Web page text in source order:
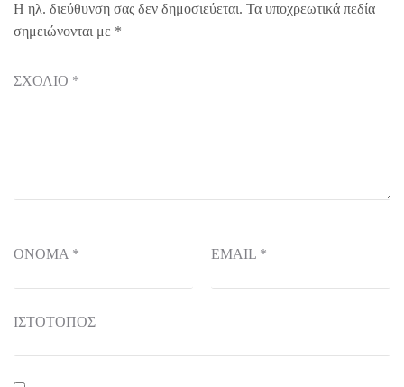
Η ηλ. διεύθυνση σας δεν δημοσιεύεται. Τα υποχρεωτικά πεδία
σημειώνονται με *
ΣΧΌΛΙΟ *
ΌΝΟΜΑ * EMAIL *
ΙΣΤΌΤΟΠΟΣ